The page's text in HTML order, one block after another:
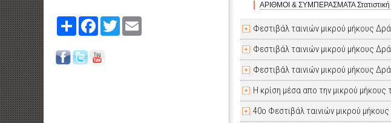
Share FacebookTwitter
ΑΡΙΘΜΟΙ & ΣΥΜΠΕΡΑΣΜΑΤΑ Στατιστική
Φεστιβάλ ταινιών μικρού μήκους
Φεστιβάλ ταινιών μικρού μήκους
Φεστιβάλ ταινιών μικρού μήκους
Η κρίση μέσα απο την μικρού μήκους
40ο Φεστιβάλ ταινιών μικρού